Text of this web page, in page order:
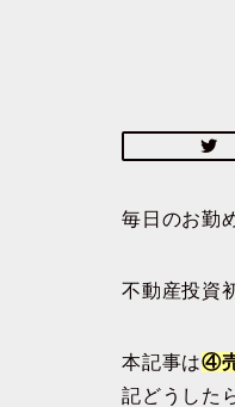
毎日のお勤
不動産投資
本記事は④
記どうした